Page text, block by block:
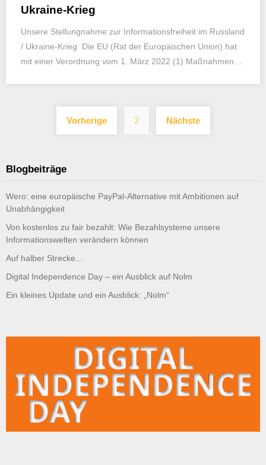
Ukraine-Krieg
Unsere Stellungnahme zur Informationsfreiheit im Russland
/ Ukraine-Krieg Die EU (Rat der Europäischen Union) hat
mit einer Verordnung vom 1. März 2022 (1) Maßnahmen…
Vorherige 2 Nächste
Blogbeiträge
Wero: eine europäische PayPal-Alternative mit Ambitionen auf
Unabhängigkeit
Von kostenlos zu fair bezahlt: Wie Bezahlsysteme unsere
Informationswelten verändern können
Auf halber Strecke…
Digital Independence Day – ein Ausblick auf Nolm
Ein kleines Update und ein Ausblick: „Nolm“